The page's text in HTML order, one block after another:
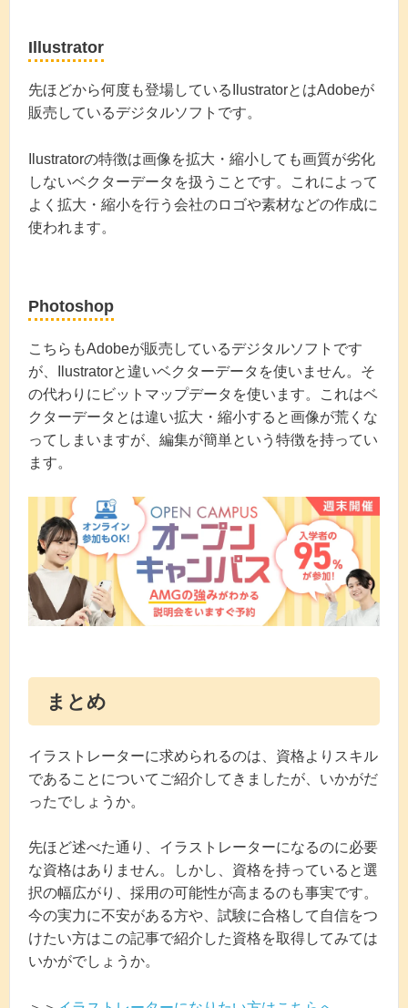
Illustrator
先ほどから何度も登場しているIlustratorとはAdobeが
販売しているデジタルソフトです。
Ilustratorの特徴は画像を拡大・縮小しても画質が劣化
しないベクターデータを扱うことです。これによって
よく拡大・縮小を行う会社のロゴや素材などの作成に
使われます。
Photoshop
こちらもAdobeが販売しているデジタルソフトです
が、Ilustratorと違いベクターデータを使いません。そ
の代わりにビットマップデータを使います。これはベ
クターデータとは違い拡大・縮小すると画像が荒くな
ってしまいますが、編集が簡単という特徴を持ってい
ます。
まとめ
イラストレーターに求められるのは、資格よりスキル
であることについてご紹介してきましたが、いかがだ
ったでしょうか。
先ほど述べた通り、イラストレーターになるのに必要
な資格はありません。しかし、資格を持っていると選
択の幅広がり、採用の可能性が高まるのも事実です。
今の実力に不安がある方や、試験に合格して自信をつ
けたい方はこの記事で紹介した資格を取得してみては
いかがでしょうか。